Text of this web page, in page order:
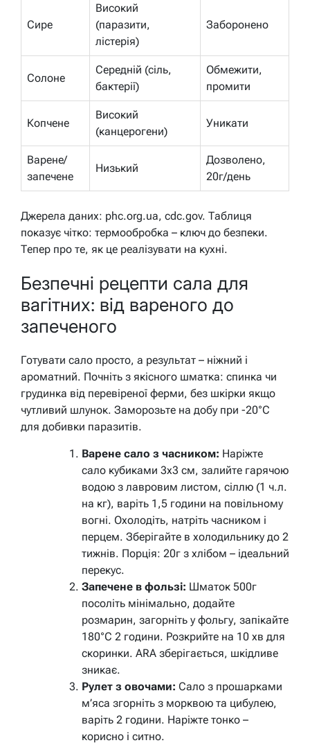
Сире
Високий
(паразити,
лістерія)
Заборонено
Солоне
Середній (сіль,
бактерії)
Обмежити,
промити
Копчене
Високий
(канцерогени)
Уникати
Варене/
запечене
Низький
Дозволено,
20г/день
Джерела даних: phc.org.ua, cdc.gov. Таблиця
показує чітко: термообробка – ключ до безпеки.
Тепер про те, як це реалізувати на кухні.
Безпечні рецепти сала для
вагітних: від вареного до
запеченого
Готувати сало просто, а результат – ніжний і
ароматний. Почніть з якісного шматка: спинка чи
грудинка від перевіреної ферми, без шкірки якщо
чутливий шлунок. Заморозьте на добу при -20°C
для добивки паразитів.
Варене сало з часником: Наріжте
сало кубиками 3х3 см, залийте гарячою
водою з лавровим листом, сіллю (1 ч.л.
на кг), варіть 1,5 години на повільному
вогні. Охолодіть, натріть часником і
перцем. Зберігайте в холодильнику до 2
тижнів. Порція: 20г з хлібом – ідеальний
перекус.
Запечене в фользі: Шматок 500г
посоліть мінімально, додайте
розмарин, загорніть у фольгу, запікайте
180°C 2 години. Розкрийте на 10 хв для
скоринки. ARA зберігається, шкідливе
зникає.
Рулет з овочами: Сало з прошарками
м’яса згорніть з морквою та цибулею,
варіть 2 години. Наріжте тонко –
корисно і ситно.